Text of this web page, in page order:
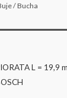
/ Bucha
L = 19,9